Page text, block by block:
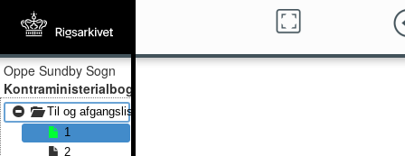
Oppe Sundby Sogn
Kontraministerialbog
Til og afgangslister 1832 - Til og afgangslister 1861
1
2